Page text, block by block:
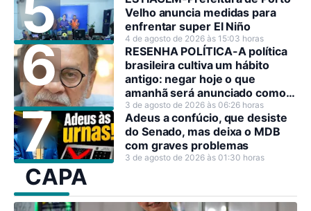
Velho anuncia medidas para
enfrentar super El Niño
4 de agosto de 2026 às 15:03 horas
RESENHA POLÍTICA-A política
brasileira cultiva um hábito
antigo: negar hoje o que
amanhã será anunciado como
decisão estratégica.
3 de agosto de 2026 às 06:26 horas
Adeus a confúcio, que desiste
do Senado, mas deixa o MDB
com graves problemas
3 de agosto de 2026 às 01:30 horas
CAPA